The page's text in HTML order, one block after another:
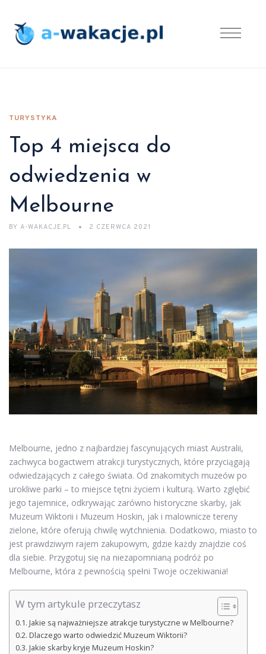
TURYSTYKA
Top 4 miejsca do
odwiedzenia w
Melbourne
BY A-WAKACJE.PL 2 CZERWCA 2021
Melbourne, jedno z najbardziej fascynujących miast Australii,
zachwyca bogactwem atrakcji turystycznych, które przyciągają
odwiedzających z całego świata. Od znakomitych muzeów po
urokliwe parki – to miejsce tętni życiem i kulturą. Warto zgłębić
jego tajemnice, odkrywając zarówno historyczne skarby, jak
Muzeum Wiktorii i Muzeum Hoskin, jak i malownicze tereny
zielone, które oferują chwilę wytchnienia. Dodatkowo, miasto to
jest prawdziwym rajem zakupowym, gdzie każdy znajdzie coś
dla siebie. Przygotuj się na niezapomnianą podróż po
Melbourne, która z pewnością spełni Twoje oczekiwania!
W tym artykule przeczytasz
Jakie są najważniejsze atrakcje turystyczne w Melbourne?
Dlaczego warto odwiedzić Muzeum Wiktorii?
Jakie skarby kryje Muzeum Hoskin?